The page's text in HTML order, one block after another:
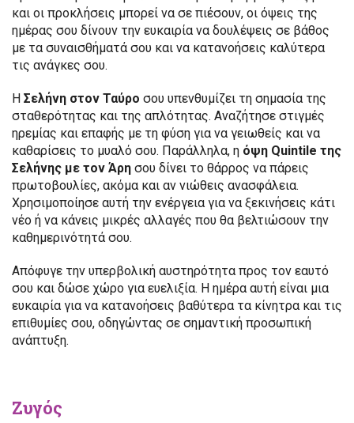
και οι προκλήσεις μπορεί να σε πιέσουν, οι όψεις της
ημέρας σου δίνουν την ευκαιρία να δουλέψεις σε βάθος
με τα συναισθήματά σου και να κατανοήσεις καλύτερα
τις ανάγκες σου.
Η Σελήνη στον Ταύρο σου υπενθυμίζει τη σημασία της
σταθερότητας και της απλότητας. Αναζήτησε στιγμές
ηρεμίας και επαφής με τη φύση για να γειωθείς και να
καθαρίσεις το μυαλό σου. Παράλληλα, η όψη Quintile της
Σελήνης με τον Άρη σου δίνει το θάρρος να πάρεις
πρωτοβουλίες, ακόμα και αν νιώθεις ανασφάλεια.
Χρησιμοποίησε αυτή την ενέργεια για να ξεκινήσεις κάτι
νέο ή να κάνεις μικρές αλλαγές που θα βελτιώσουν την
καθημερινότητά σου.
Απόφυγε την υπερβολική αυστηρότητα προς τον εαυτό
σου και δώσε χώρο για ευελιξία. Η ημέρα αυτή είναι μια
ευκαιρία για να κατανοήσεις βαθύτερα τα κίνητρα και τις
επιθυμίες σου, οδηγώντας σε σημαντική προσωπική
ανάπτυξη.
Ζυγός